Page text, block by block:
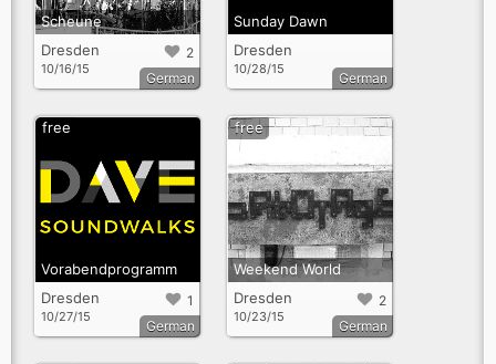
Scheune
2
Dresden
10/16/15
German
Sunday Dawn
Dresden
10/28/15
German
Vorabendprogramm
1
Dresden
10/27/15
free
German
Weekend World
2
Dresden
10/23/15
free
German